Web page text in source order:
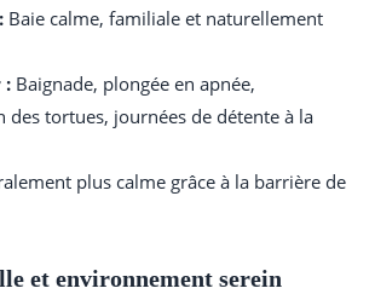
Baie calme, familiale et naturellement
: Baignade, plongée en apnée,
des tortues, journées de détente à la
plus calme grâce à la barrière de
et environnement serein